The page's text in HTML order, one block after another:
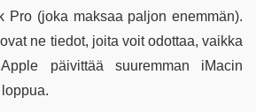
Pro (joka maksaa paljon enemmän).
ne tiedot, joita voit odottaa, vaikka
päivittää suuremman iMacin